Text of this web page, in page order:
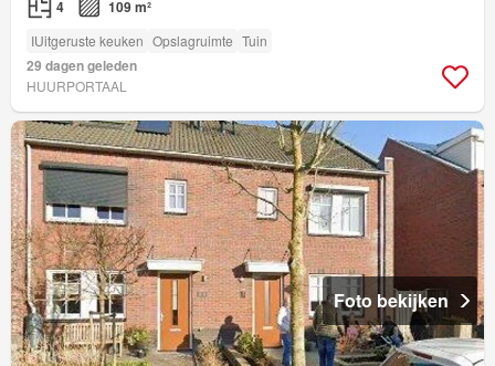
4 109 m²
IUitgeruste keuken Opslagruimte Tuin
29 dagen geleden
HUURPORTAAL
Foto bekijken